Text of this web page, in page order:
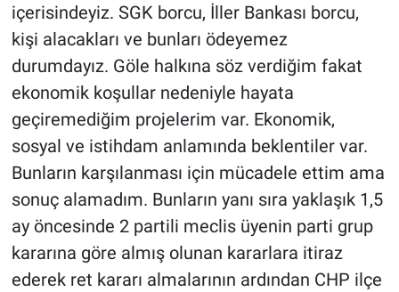
içerisindeyiz. SGK borcu, İller Bankası borcu,
kişi alacakları ve bunları ödeyemez
durumdayız. Göle halkına söz verdiğim fakat
ekonomik koşullar nedeniyle hayata
geçiremediğim projelerim var. Ekonomik,
sosyal ve istihdam anlamında beklentiler var.
Bunların karşılanması için mücadele ettim ama
sonuç alamadım. Bunların yanı sıra yaklaşık 1,5
ay öncesinde 2 partili meclis üyenin parti grup
kararına göre almış olunan kararlara itiraz
ederek ret kararı almalarının ardından CHP ilçe